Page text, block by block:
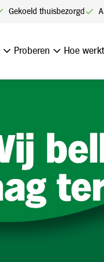
Gekoeld thuisbezorgd
Proberen Hoe